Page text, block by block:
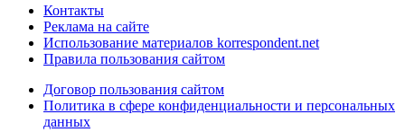
Контакты
Реклама на сайте
Использование материалов korrespondent.net
Правила пользования сайтом
Договор пользования сайтом
Политика в сфере конфиденциальности и персональных
данных